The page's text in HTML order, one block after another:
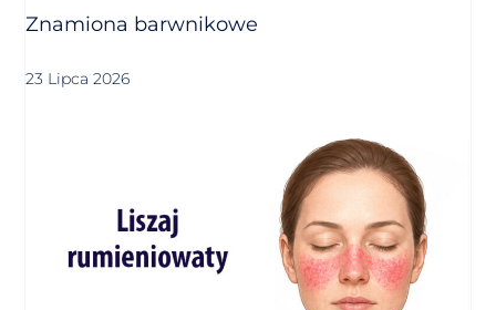
Znamiona barwnikowe
23 Lipca 2026